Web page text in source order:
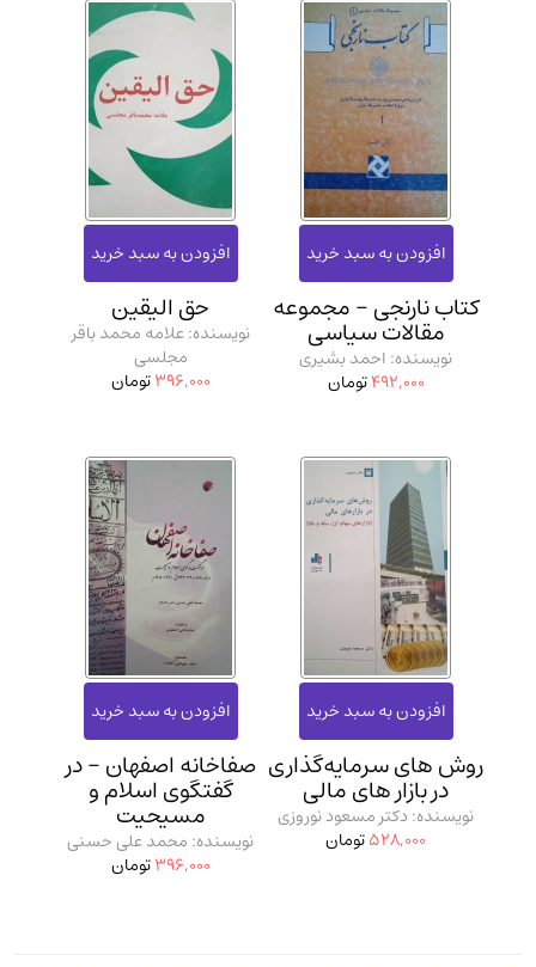
کتاب نارنجی - مجموعه
مقالات سیاسی
نویسنده: احمد بشیری
492,000تومان
حق الیقین
نویسنده: علامه محمد باقر
مجلسی
396,000تومان
روش‌ های سرمایه‌گذاری
در بازار های مالی
نویسنده: دکتر مسعود نوروزی
528,000تومان
صفاخانه اصفهان - در
گفتگوی اسلام و
مسیحیت
نویسنده: محمد علی حسنی
396,000تومان